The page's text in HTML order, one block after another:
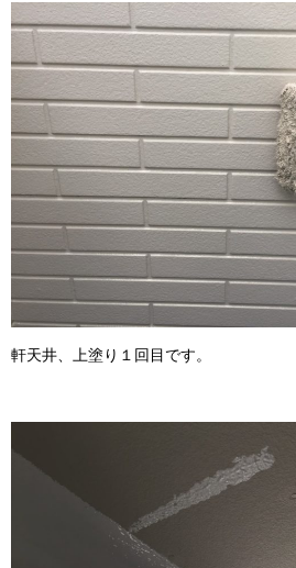
軒天井、上塗り１回目です。